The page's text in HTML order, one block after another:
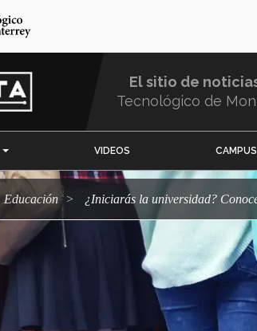
El sitio de
Tecnológico de
VIDEOS CAMPUS
Educación ¿Iniciarás la universidad?